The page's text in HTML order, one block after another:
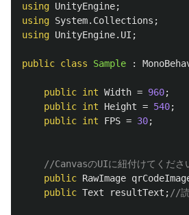
using UnityEngine;
using System.Collections ;
using UnityEngine.UI ;
public class Sample :
public int Width = 960;
public int Height = 540;
public int FPS = 30;
//CanvasのUIに紐付けてく
public RawImage
public Text resultText ; //読